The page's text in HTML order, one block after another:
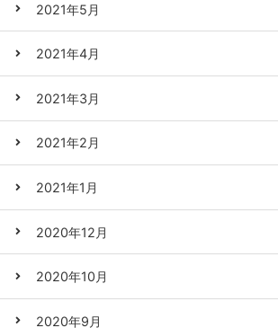
2021年5月
2021年4月
2021年3月
2021年2月
2021年1月
2020年12月
2020年10月
2020年9月